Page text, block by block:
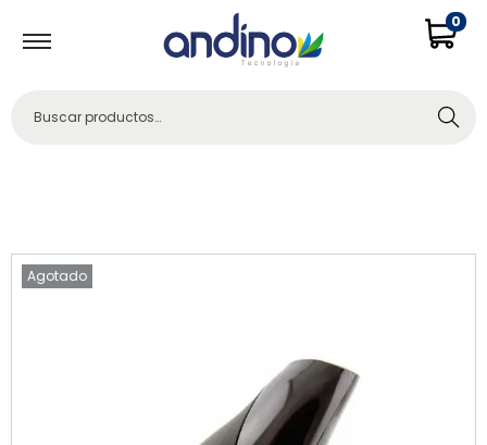
0
Buscar
Agotado